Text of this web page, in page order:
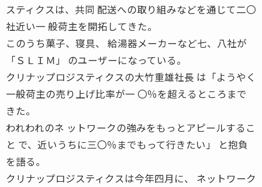
スティクスは、共同 配送への取り組みなどを通じて二〇
社近い一 般荷主を開拓してきた。
このうち菓子、寝具、 給湯器メーカーなど七、八社が
「ＳＬＩＭ」 のユーザーになっている。
クリナップロジスティクスの大竹重雄社長 は「ようやく
一般荷主の売り上げ比率が一 〇％を超えるところまで
きた。
われわれのネ ットワークの強みをもっとアピールするこ
と で、近いうちに三〇％までもって行きたい」 と抱負
を語る。
クリナップロジスティクスは今年四月に、 ネットワーク